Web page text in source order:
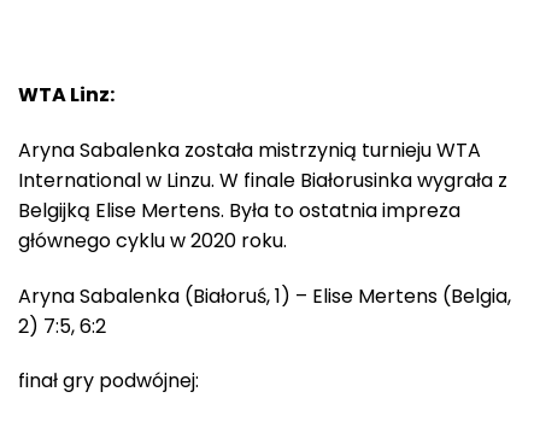
WTA Linz:
Aryna Sabalenka została mistrzynią turnieju WTA
International w Linzu. W finale Białorusinka wygrała z
Belgijką Elise Mertens. Była to ostatnia impreza
głównego cyklu w 2020 roku.
Aryna Sabalenka (Białoruś, 1) – Elise Mertens (Belgia,
2) 7:5, 6:2
finał gry podwójnej: